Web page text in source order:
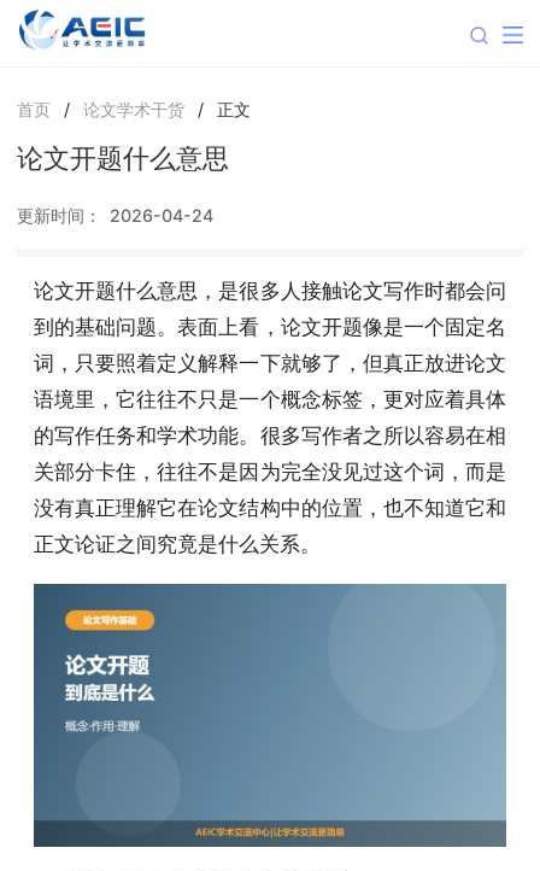
首页 / 论文学术干货 / 正文
论文开题什么意思
更新时间： 2026-04-24
论文开题什么意思，是很多人接触论文写作时都会问
到的基础问题。表面上看，论文开题像是一个固定名
词，只要照着定义解释一下就够了，但真正放进论文
语境里，它往往不只是一个概念标签，更对应着具体
的写作任务和学术功能。很多写作者之所以容易在相
关部分卡住，往往不是因为完全没见过这个词，而是
没有真正理解它在论文结构中的位置，也不知道它和
正文论证之间究竟是什么关系。